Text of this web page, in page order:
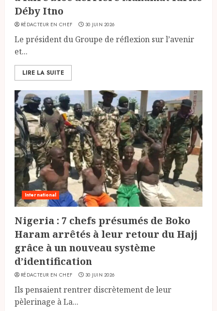
Déby Itno
RÉDACTEUR EN CHEF 30 JUIN 2026
Le président du Groupe de réflexion sur l’avenir
et...
LIRE LA SUITE
International
Nigeria : 7 chefs présumés de Boko
Haram arrêtés à leur retour du Hajj
grâce à un nouveau système
d’identification
RÉDACTEUR EN CHEF 30 JUIN 2026
Ils pensaient rentrer discrètement de leur
pèlerinage à La...